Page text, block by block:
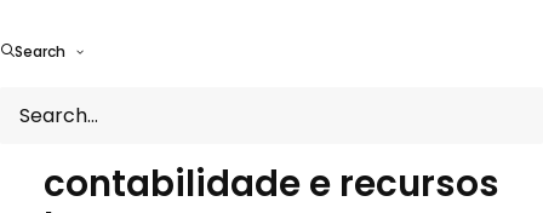
Search
THINK CORPORATE | THINK HUMAN
contabilidade e recursos